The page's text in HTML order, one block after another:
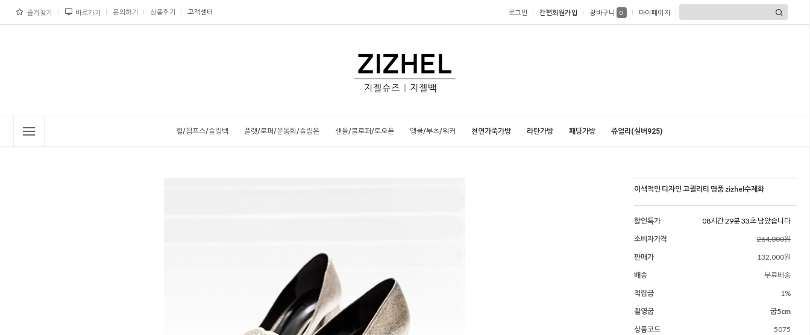
즐겨찾기 바로가기 문의하기 상품후기 고객센터 로그인 간편회원가입 장바구니 0 마이페이지
힐/펌프스/슬링백 플랫/로퍼/운동화/슬립온 샌들/블로퍼/토오픈 앵클/부츠/워커 천연가죽가방 라탄가방 패딩가방 쥬얼리(실버925)
이색적인 디자인 고퀄리티 명품 zizhel수제화
할인특가
08시간 29분 31초 남았습니다
소비자가격
264,000원
판매가
132,000원
배송
무료배송
적립금
1%
촬영굽
굽5cm
상품코드
5075